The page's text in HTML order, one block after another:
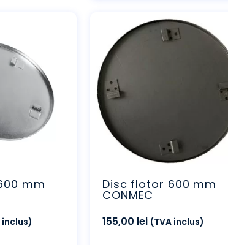
mm
inclus)
Disc flotor 600 mm
CONMEC
155,00 lei (TVA inclus)